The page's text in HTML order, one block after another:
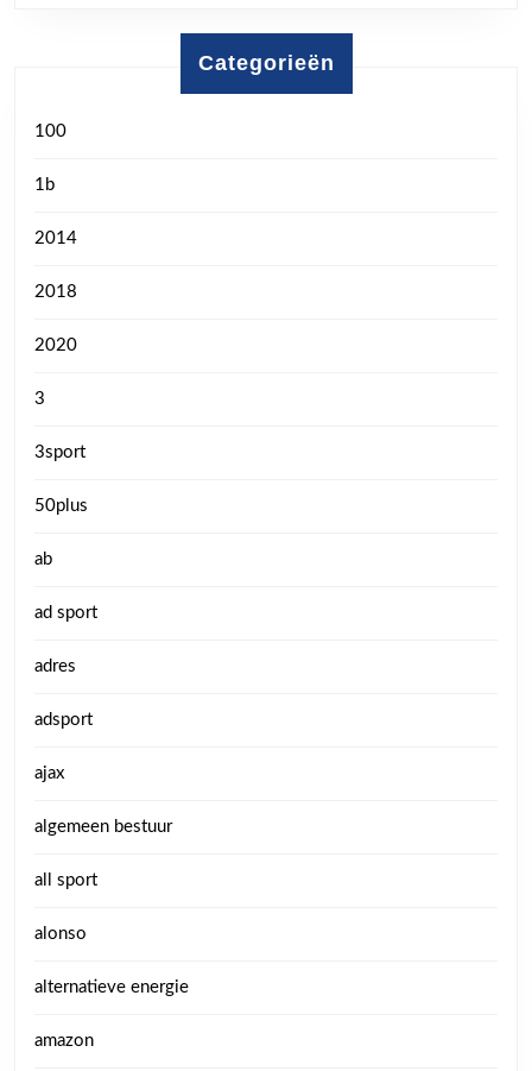
Categorieën
100
1b
2014
2018
2020
3
3sport
50plus
ab
ad sport
adres
adsport
ajax
algemeen bestuur
all sport
alonso
alternatieve energie
amazon